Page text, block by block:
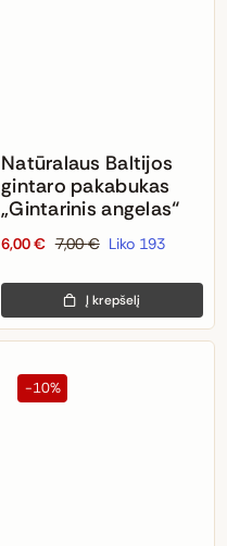
Natūralaus Baltijos
gintaro pakabukas
„Gintarinis angelas“
7,00€
Original
was:
7,00 €.
6,00€
Current
is:
6,00 €.
Liko 193
Į krepšelį
-10%